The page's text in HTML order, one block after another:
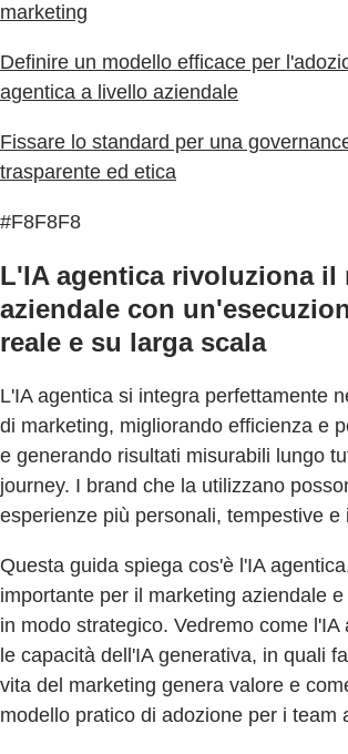
marketing
Definire un modello efficace per
agentica a livello aziendale
Fissare lo standard per una
trasparente ed etica
#F8F8F8
L'IA agentica rivoluziona il
aziendale con
reale e su larga scala
L'IA agentica si integra perfettamente
di marketing, migliorando efficienza e
e generando risultati misurabili lungo
journey. I brand che la utilizzano
esperienze più personali, tempestive e
Questa guida spiega cos'è l'IA
importante per il marketing aziendale
in modo strategico. Vedremo come l'IA
le capacità dell'IA generativa, in quali
vita del marketing genera valore e
modello pratico di adozione per i team